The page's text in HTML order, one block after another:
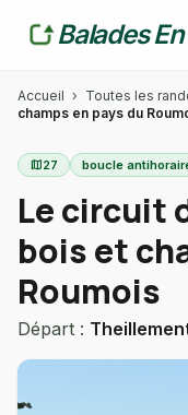
Balades
Accueil › Toutes les
champs en pays du
map27 boucle
Le circuit
bois et
Roumois
Départ :